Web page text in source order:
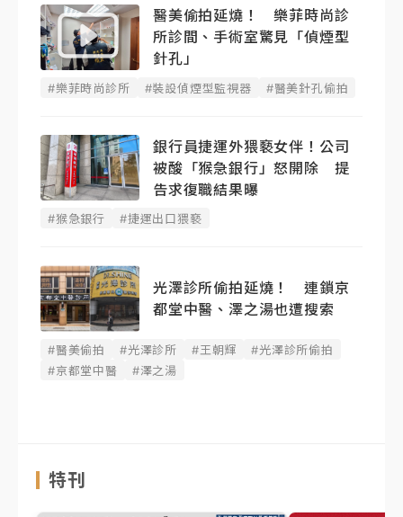
醫美偷拍延燒！ 樂菲時尚診
所診間、手術室驚見「偵煙型
針孔」
#樂菲時尚診所 #裝設偵煙型監視器 #醫美針孔偷拍
銀行員捷運外猥褻女伴！公司
被酸「猴急銀行」怒開除 提
告求復職結果曝
#猴急銀行 #捷運出口猥褻
光澤診所偷拍延燒！ 連鎖京
都堂中醫、澤之湯也遭搜索
#醫美偷拍 #光澤診所 #王朝輝
#光澤診所偷拍
#京都堂中醫
#澤之湯
特刊